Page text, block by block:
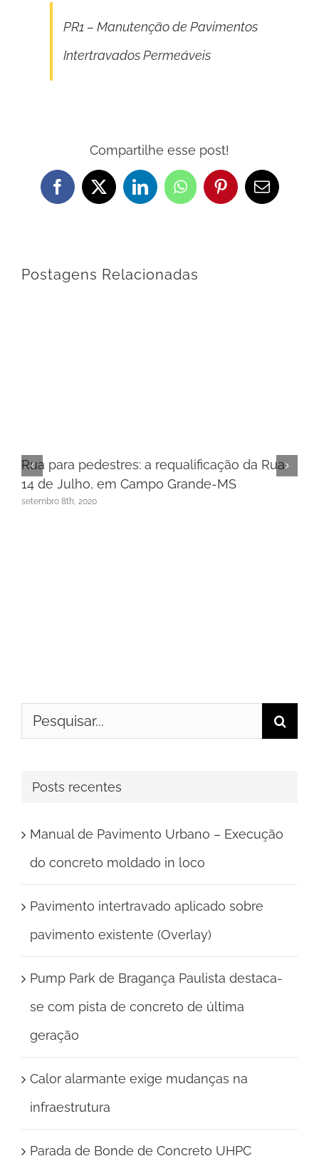
PR1 – Manutenção de Pavimentos
Intertravados Permeáveis
Compartilhe esse post!
Facebook
X LinkedInWhatsApp
Pinterest
E-
mail
Postagens Relacionadas
Rua para pedestres: a requalificação da Rua
14 de Julho, em Campo Grande-MS
setembro 8th, 2020
Buscar
Posts recentes
Manual de Pavimento Urbano – Execução
do concreto moldado in loco
Pavimento intertravado aplicado sobre
pavimento existente (Overlay)
Pump Park de Bragança Paulista destaca-
se com pista de concreto de última
geração
Calor alarmante exige mudanças na
infraestrutura
Parada de Bonde de Concreto UHPC